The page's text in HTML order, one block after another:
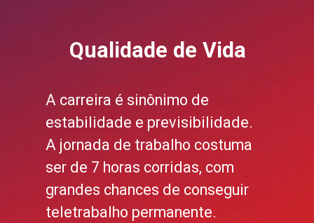
Qualidade de Vida
A carreira é sinônimo de
estabilidade e previsibilidade.
A jornada de trabalho costuma
ser de 7 horas corridas, com
grandes chances de conseguir
teletrabalho permanente.